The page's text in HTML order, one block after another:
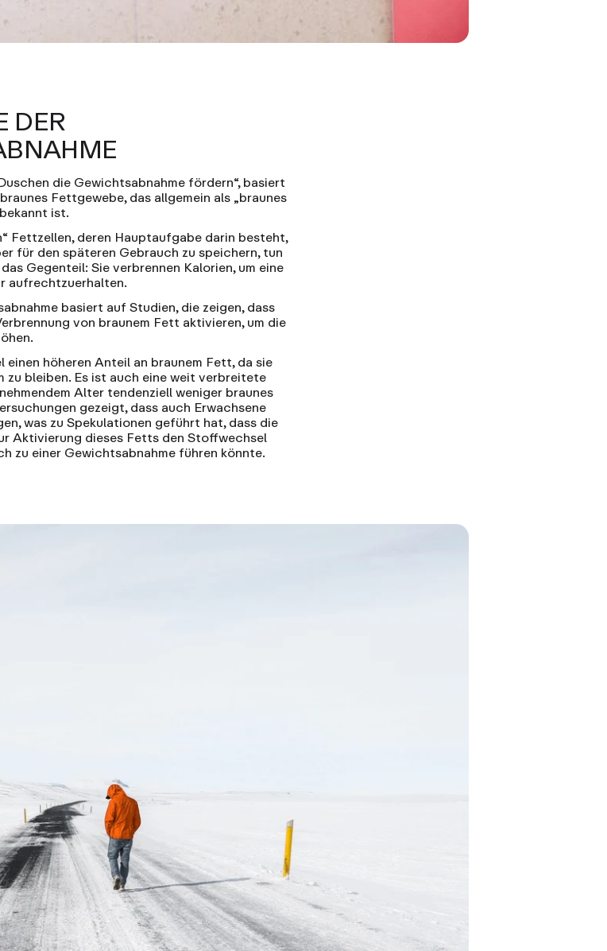
DER
die Gewichtsabnahme fördern“, basiert
braunes Fettgewebe, das allgemein als „braunes
ist.
Fettzellen, deren Hauptaufgabe darin besteht,
für den späteren Gebrauch zu speichern, tun
Gegenteil: Sie verbrennen Kalorien, um eine
aufrechtzuerhalten.
basiert auf Studien, die zeigen, dass
von braunem Fett aktivieren, um die
einen höheren Anteil an braunem Fett, da sie
zu bleiben. Es ist auch eine weit verbreitete
Alter tendenziell weniger braunes
gezeigt, dass auch Erwachsene
was zu Spekulationen geführt hat, dass die
Aktivierung dieses Fetts den Stoffwechsel
zu einer Gewichtsabnahme führen könnte.